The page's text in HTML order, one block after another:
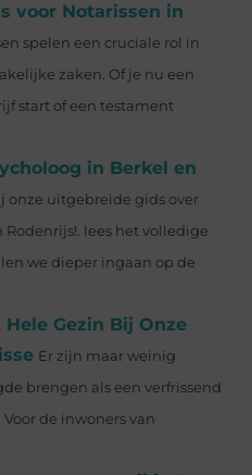
voor Notarissen in
spelen een cruciale rol in
zaken. Of je nu een
start of een testament
in Berkel en
onze uitgebreide gids over
Rodenrijs!. lees het volledige
we dieper ingaan op de
Gezin Bij Onze
Er zijn maar weinig
brengen als een verfrissend
de inwoners van